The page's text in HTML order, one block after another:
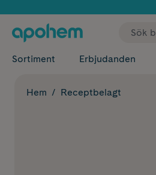
Sortiment Erbjudanden
Hem Receptbelagt